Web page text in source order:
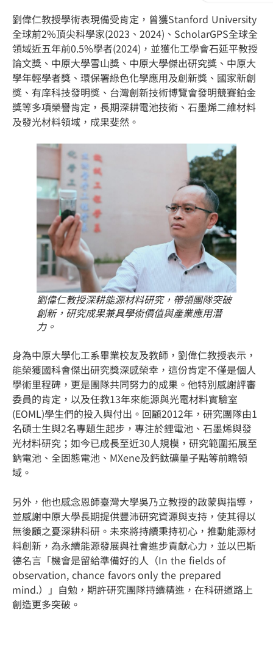
劉偉仁教授學術表現備受肯定，曾獲Stanford University
全球前2%頂尖科學家(2023、2024)、ScholarGPS全球全
領域近五年前0.5%學者(2024)，並獲化工學會石延平教授
論文獎、中原大學雪山獎、中原大學傑出研究獎、中原大
學年輕學者獎、環保署綠色化學應用及創新獎、國家新創
獎、有庠科技發明獎、台灣創新技術博覽會發明競賽鉑金
獎等多項榮譽肯定，長期深耕電池技術、石墨烯二維材料
及發光材料領域，成果斐然。
劉偉仁教授深耕能源材料研究，帶領團隊突破
創新，研究成果兼具學術價值與產業應用潛
力。
身為中原大學化工系畢業校友及教師，劉偉仁教授表示，
能榮獲國科會傑出研究獎深感榮幸，這份肯定不僅是個人
學術里程碑，更是團隊共同努力的成果。他特別感謝評審
委員的肯定，以及任教13年來能源與光電材料實驗室
(EOML)學生們的投入與付出。回顧2012年，研究團隊由1
名碩士生與2名專題生起步，專注於鋰電池、石墨烯與發
光材料研究；如今已成長至近30人規模，研究範圍拓展至
鈉電池、全固態電池、MXene及鈣鈦礦量子點等前瞻領
域。
另外，他也感念恩師臺灣大學吳乃立教授的啟蒙與指導，
並感謝中原大學長期提供豐沛研究資源與支持，使其得以
無後顧之憂深耕科研。未來將持續秉持初心，推動能源材
料創新，為永續能源發展與社會進步貢獻心力，並以巴斯
德名言「機會是留給準備好的人（In the fields of
observation, chance favors only the prepared
mind.）」自勉，期許研究團隊持續精進，在科研道路上
創造更多突破。